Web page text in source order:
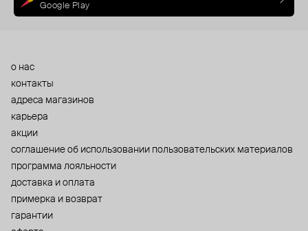
Google Play
о нас
контакты
адреса магазинов
карьера
акции
cоглашение об использовании пользовательских материалов
программа лояльности
доставка и оплата
примерка и возврат
гарантии